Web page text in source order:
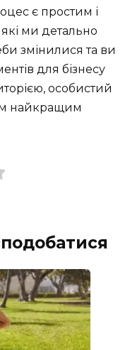
є простим і
ми детально
змінилися та ви
для бізнесу
особистий
найкращим